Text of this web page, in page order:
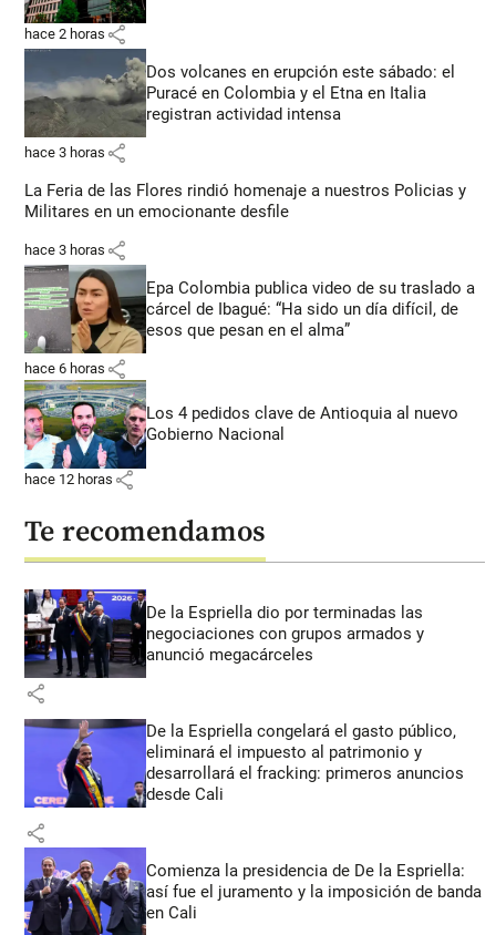
hace 2 horas share
Dos volcanes en erupción este sábado: el
Puracé en Colombia y el Etna en Italia
registran actividad intensa
hace 3 horas share
La Feria de las Flores rindió homenaje a nuestros Policias y
Militares en un emocionante desfile
hace 3 horas share
Epa Colombia publica video de su traslado a
cárcel de Ibagué: “Ha sido un día difícil, de
esos que pesan en el alma”
hace 6 horas share
Los 4 pedidos clave de Antioquia al nuevo
Gobierno Nacional
hace 12 horas share
Te recomendamos
De la Espriella dio por terminadas las
negociaciones con grupos armados y
anunció megacárceles
share
De la Espriella congelará el gasto público,
eliminará el impuesto al patrimonio y
desarrollará el fracking: primeros anuncios
desde Cali
share
Comienza la presidencia de De la Espriella:
así fue el juramento y la imposición de banda
en Cali